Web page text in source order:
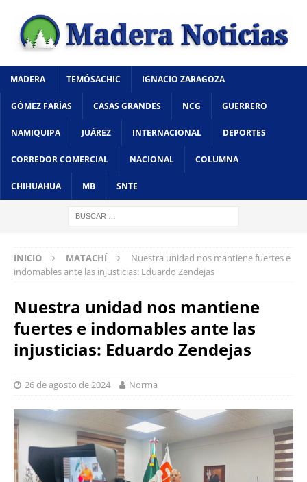
MADERA TEMÓSACHIC IGNACIO ZARAGOZA
GÓMEZ FARÍAS CASAS GRANDES NCG GUERRERO
NAMIQUIPA JUÁREZ INTERNACIONAL DEPORTES
CORREDOR COMERCIAL NACIONAL COLUMNA
CHIHUAHUA MB SNTE
INICIO MATACHÍ
Nuestra unidad nos mantiene fuertes e
indomables ante las injusticias: Eduardo Zendejas
Nuestra unidad nos mantiene
fuertes e indomables ante las
injusticias: Eduardo Zendejas
26 de agosto de 2024 Norma